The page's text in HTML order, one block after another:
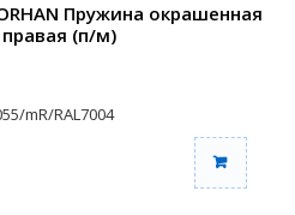
Пружина окрашенная
(п/м)
mR/RAL7004